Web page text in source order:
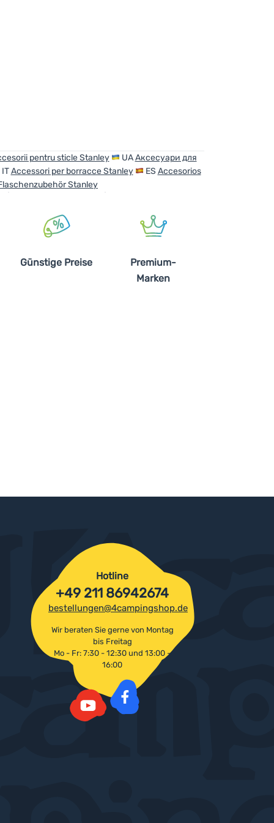
pentru sticle Stanley UAАксесуари для
ITAccessori per borracce Stanley ES Accesorios
Stanley
Günstige Preise
Premium-
Marken
Hotline
+49 211 86942674
bestellungen@4campingshop.de
Wir beraten Sie gerne von Montag
bis Freitag
Mo - Fr: 7:30 - 12:30 und 13:00 -
16:00